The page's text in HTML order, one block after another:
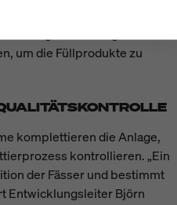
die Anlage
um die Füllprodukte zu
komplettieren die Anlage,
kontrollieren. „Ein
der Fässer und bestimmt
Entwicklungsleiter Björn